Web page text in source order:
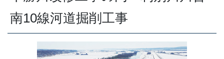
南10線河道掘削工事